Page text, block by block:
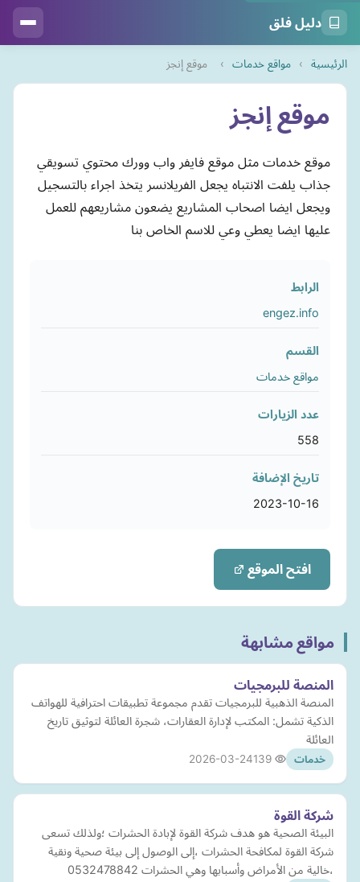
دليل فلق
الرئيسية › مواقع خدمات › موقع إنجز
موقع إنجز
موقع خدمات مثل موقع فايفر واب وورك محتوي تسويقي
جذاب يلفت الانتباه يجعل الفريلانسر يتخذ اجراء بالتسجيل
ويجعل ايضا اصحاب المشاريع يضعون مشاريعهم للعمل
عليها ايضا يعطي وعي للاسم الخاص بنا
الرابط
engez.info
القسم
مواقع خدمات
عدد الزيارات
558
تاريخ الإضافة
2023-10-16
افتح الموقع
مواقع مشابهة
المنصة للبرمجيات
المنصة الذهبية للبرمجيات تقدم مجموعة تطبيقات احترافية للهواتف
الذكية تشمل: المكتب لإدارة العقارات، شجرة العائلة لتوثيق تاريخ
العائلة
خدمات 2026-03-24
شركة القوة
البيئة الصحية هو هدف شركة القوة لإبادة الحشرات ؛ولذلك تسعى
شركة القوة لمكافحة الحشرات ،إلى الوصول إلى بيئة صحية ونقية
،خالية من الأمراض وأسبابها وهي الحشرات 0532478842